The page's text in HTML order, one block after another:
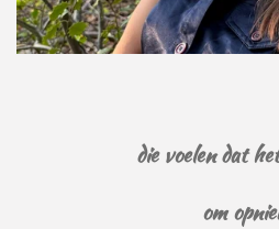
die voelen dat
om